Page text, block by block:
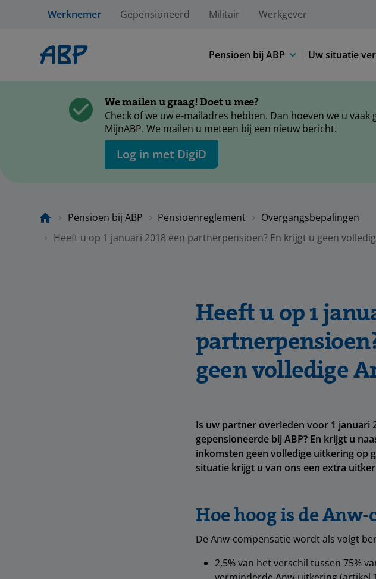
Werknemer Gepensioneerd Militair Werkgever
Pensioen bij ABP Uw situatie
We mailen u graag! Doet u mee?
Check of we uw e-mailadres hebben. Dan hoeven we u
MijnABP. We mailen u meteen bij een nieuw bericht.
Log in met DigiD
Pensioen bij ABP Pensioenreglement
Overgangsbepalingen
Heeft u op 1 januari 2018 een partnerpensioen? En krijgt u geen
Heeft u op 1
geen volledige
Is uw partner overleden voor 1 januari
gepensioneerde bij ABP? En krijgt u
inkomsten geen volledige uitkering op
situatie krijgt u van ons een extra
Hoe hoog is de Anw-
De Anw-compensatie wordt als volgt
2,5% van het verschil tussen 75%